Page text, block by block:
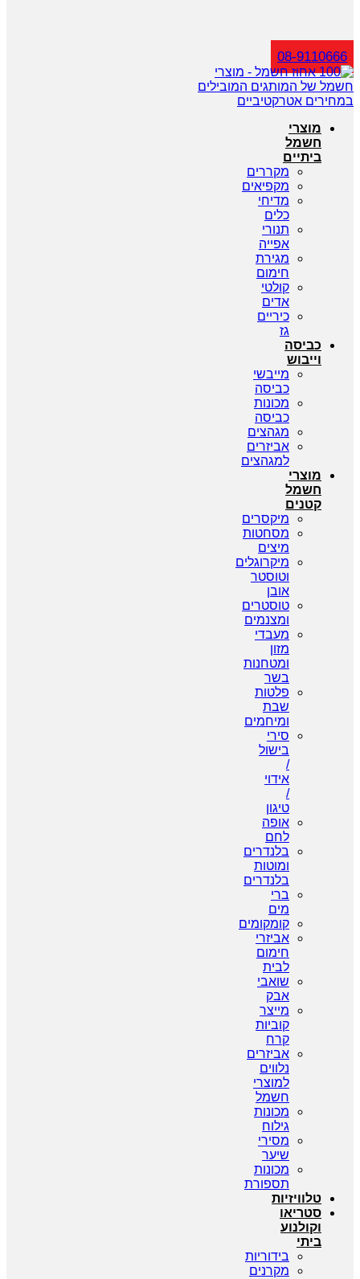
חיפוש
08-9110666
מוצרי
חשמל
ביתיים
מקררים
מקפיאים
מדיחי
כלים
תנורי
אפייה
מגירת
חימום
קולטי
אדים
כיריים
גז
כביסה
וייבוש
מייבשי
כביסה
מכונות
כביסה
מגהצים
אביזרים
למגהצים
מוצרי
חשמל
קטנים
מיקסרים
מסחטות
מיצים
מיקרוגלים
וטוסטר
אובן
טוסטרים
ומצנמים
מעבדי
מזון
ומטחנות
בשר
פלטות
שבת
ומיחמים
סירי
בישול
/
אידוי
/
טיגון
אופה
לחם
בלנדרים
ומוטות
בלנדרים
ברי
מים
קומקומים
אביזרי
חימום
לבית
שואבי
אבק
מייצר
קוביות
קרח
אביזרים
נלווים
למוצרי
חשמל
מכונות
גילוח
מסירי
שיער
מכונות
תספורת
טלוויזיות
סטריאו
וקולנוע
ביתי
בידוריות
מקרנים